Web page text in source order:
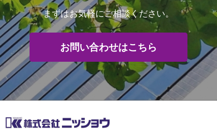
まずはお気軽にご相談ください。
お問い合わせはこちら